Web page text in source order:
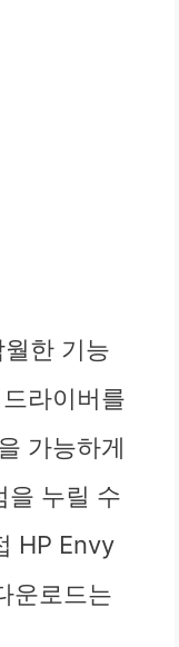
한 기능
라이버를
가능하게
을 누릴 수
HP Envy
운로드는